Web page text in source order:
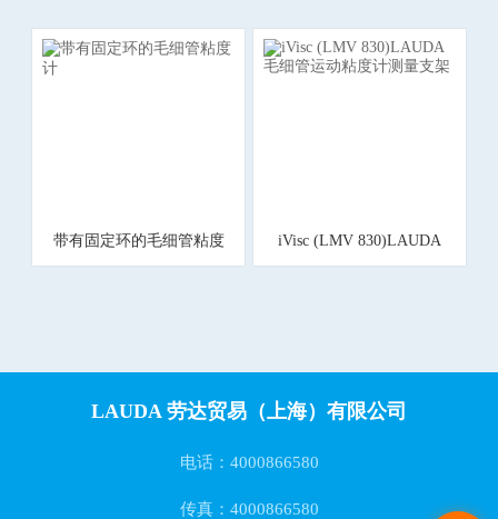
带有固定环的毛细管粘度 iVisc (LMV 830)LAUDA
LAUDA 劳达贸易（上海）有限公司
电话：4000866580
传真：4000866580